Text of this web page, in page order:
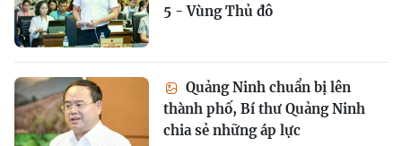
5 - Vùng Thủ đô
Quảng Ninh chuẩn bị lên
thành phố, Bí thư Quảng Ninh
chia sẻ những áp lực